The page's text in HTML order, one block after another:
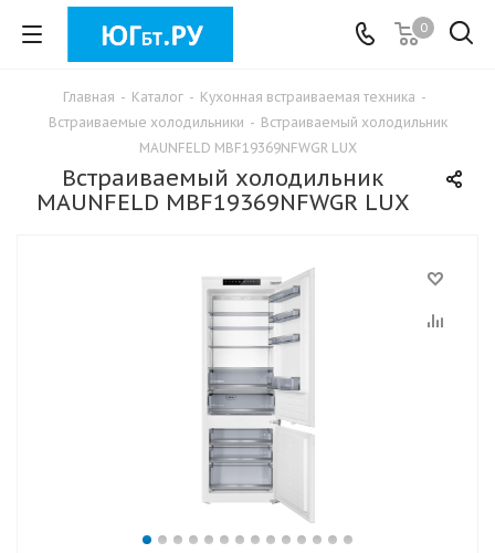
0
Главная - Каталог - Кухонная встраиваемая техника -
Встраиваемые холодильники - Встраиваемый холодильник
MAUNFELD MBF19369NFWGR LUX
Встраиваемый холодильник
MAUNFELD MBF19369NFWGR LUX